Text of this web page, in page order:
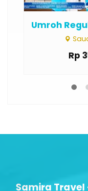
Umroh
Rp
Samira Travel